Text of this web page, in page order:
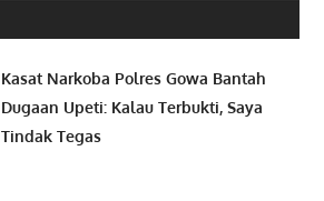
Kasat Narkoba Polres Gowa Bantah
Dugaan Upeti: Kalau Terbukti, Saya
Tindak Tegas